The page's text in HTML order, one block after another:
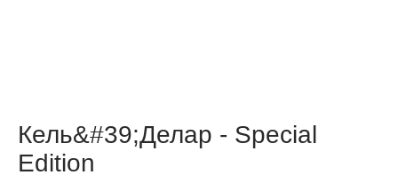
Кель&#39;Делар - Special
Edition